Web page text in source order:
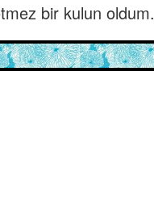
bir kulun oldum.